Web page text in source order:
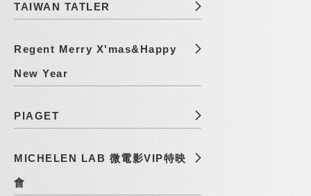
TAIWAN TATLER
Regent Merry X'mas&Happy
New Year
PIAGET
MICHELEN LAB 微電影VIP特映
會